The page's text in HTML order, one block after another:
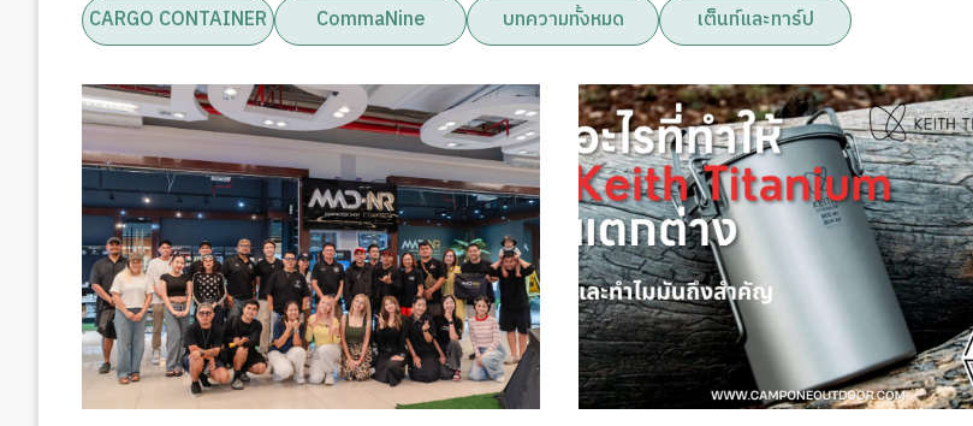
CARGO CONTAINER CommaNine บทความทั้งหมด เต็นท์และทาร์ป